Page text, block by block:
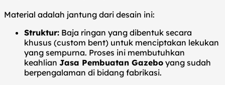
Material adalah jantung dari desain ini:
Struktur: Baja ringan yang dibentuk secara
khusus (custom bent) untuk menciptakan lekukan
yang sempurna. Proses ini membutuhkan
keahlian Jasa Pembuatan Gazebo yang sudah
berpengalaman di bidang fabrikasi.